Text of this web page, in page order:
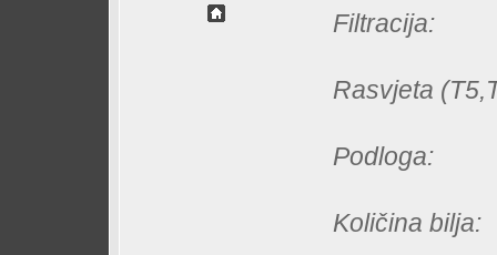
Filtracija:
Rasvjeta
Podloga:
Količina bilja: